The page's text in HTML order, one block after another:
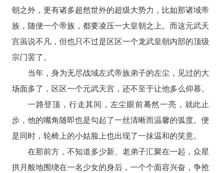
朝之外，更有诸多超然世外的超级大势力，比如那诸域帝
族，随便一个帝族，都要凌压一大皇朝之上。而这元武天
宫虽说不凡，但也只不过是区区一个龙武皇朝内部的顶级
宗门罢了。
当年，身为无尽战域左式帝族弟子的左尘，见过的大
场面多了，区区一个元武天宫，还不至于让他多么仰慕。
一路登顶，行走其间，左尘眼前蓦然一亮，就此止
步，他的嘴角随即也是勾起了一丝清晰而温馨的弧度。便
是同时，轮椅上的小姑脸上也出现了一抹温和的笑意。
在那前方，不知道多少新、老弟子汇聚在一起，众星
拱月般地围绕在一名少女的身后，一个个面容兴奋，争抢